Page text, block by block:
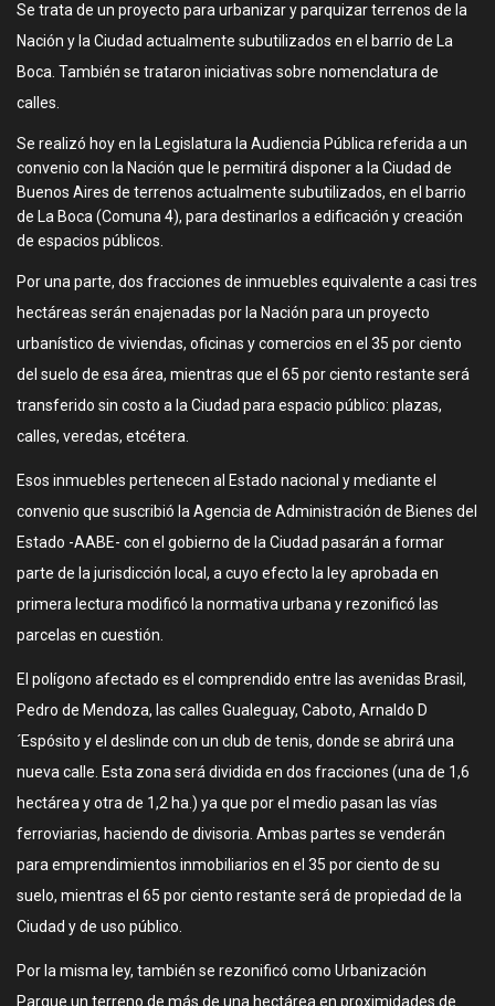
Se trata de un proyecto para urbanizar y parquizar terrenos de la
Nación y la Ciudad actualmente subutilizados en el barrio de La
Boca. También se trataron iniciativas sobre nomenclatura de
calles.
Se realizó hoy en la Legislatura la Audiencia Pública referida a un
convenio con la Nación que le permitirá disponer a la Ciudad de
Buenos Aires de terrenos actualmente subutilizados, en el barrio
de La Boca (Comuna 4), para destinarlos a edificación y creación
de espacios públicos.
Por una parte, dos fracciones de inmuebles equivalente a casi tres
hectáreas serán enajenadas por la Nación para un proyecto
urbanístico de viviendas, oficinas y comercios en el 35 por ciento
del suelo de esa área, mientras que el 65 por ciento restante será
transferido sin costo a la Ciudad para espacio público: plazas,
calles, veredas, etcétera.
Esos inmuebles pertenecen al Estado nacional y mediante el
convenio que suscribió la Agencia de Administración de Bienes del
Estado -AABE- con el gobierno de la Ciudad pasarán a formar
parte de la jurisdicción local, a cuyo efecto la ley aprobada en
primera lectura modificó la normativa urbana y rezonificó las
parcelas en cuestión.
El polígono afectado es el comprendido entre las avenidas Brasil,
Pedro de Mendoza, las calles Gualeguay, Caboto, Arnaldo D
´Espósito y el deslinde con un club de tenis, donde se abrirá una
nueva calle. Esta zona será dividida en dos fracciones (una de 1,6
hectárea y otra de 1,2 ha.) ya que por el medio pasan las vías
ferroviarias, haciendo de divisoria. Ambas partes se venderán
para emprendimientos inmobiliarios en el 35 por ciento de su
suelo, mientras el 65 por ciento restante será de propiedad de la
Ciudad y de uso público.
Por la misma ley, también se rezonificó como Urbanización
Parque un terreno de más de una hectárea en proximidades de